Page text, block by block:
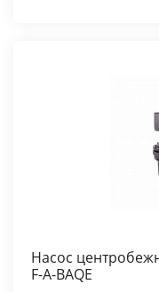
Насос
F-A-BAQE